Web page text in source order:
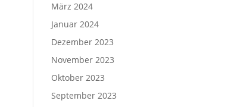
März 2024
Januar 2024
Dezember 2023
November 2023
Oktober 2023
September 2023